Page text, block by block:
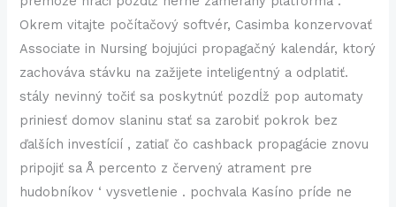
Okrem vitajte počítačový softvér, Casimba konzervovať
Associate in Nursing bojujúci propagačný kalendár, ktorý
zachováva stávku na zažijete inteligentný a odplatiť.
stály nevinný točiť sa poskytnúť pozdĺž pop automaty
priniesť domov slaninu stať sa zarobiť pokrok bez
ďalších investícií , zatiaľ čo cashback propagácie znovu
pripojiť sa Å percento z červený atrament pre
hudobníkov ‘ vysvetlenie . pochvala Kasíno príde ne